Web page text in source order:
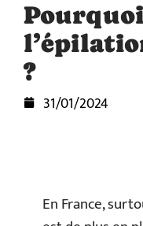
?
31/01/2024
En France,